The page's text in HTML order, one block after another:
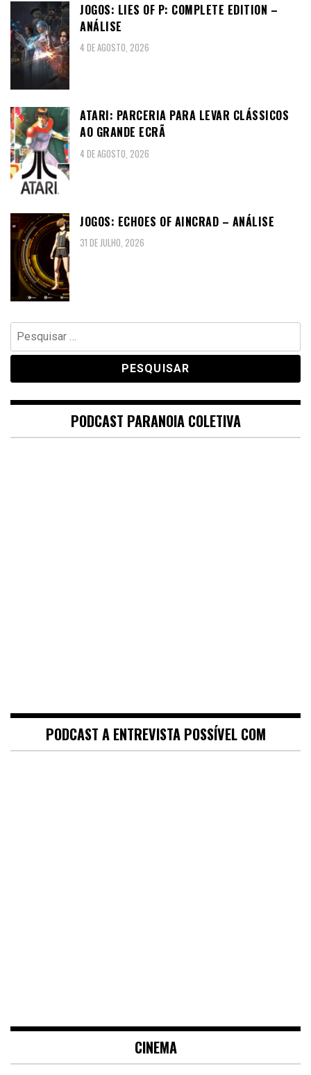
JOGOS: LIES OF P: COMPLETE EDITION –
ANÁLISE
4 DE AGOSTO, 2026
ATARI: PARCERIA PARA LEVAR CLÁSSICOS
AO GRANDE ECRÃ
4 DE AGOSTO, 2026
JOGOS: ECHOES OF AINCRAD – ANÁLISE
31 DE JULHO, 2026
Pesquisar
por:
PODCAST PARANOIA COLETIVA
PODCAST A ENTREVISTA POSSÍVEL COM
CINEMA